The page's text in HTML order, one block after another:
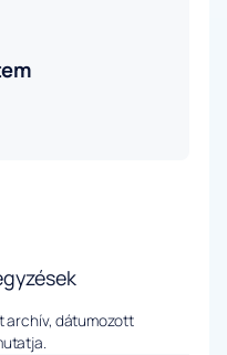
archív, dátumozott